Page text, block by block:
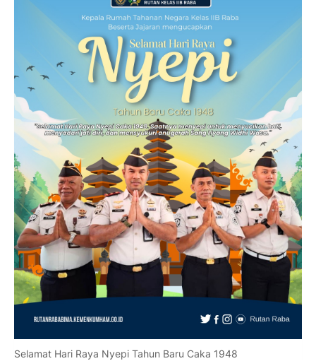
Selamat Hari Raya Nyepi Tahun Baru Caka 1948